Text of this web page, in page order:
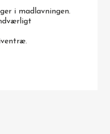
i madlavningen.